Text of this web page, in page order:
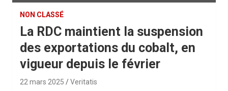
NON CLASSÉ
La RDC maintient la suspension
des exportations du cobalt, en
vigueur depuis le février
22 mars 2025 Veritatis